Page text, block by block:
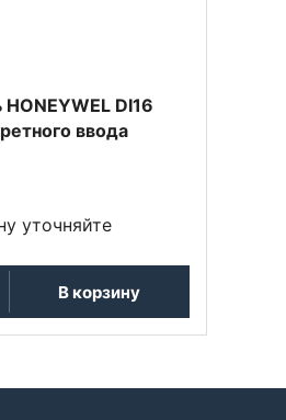
DI16
ввода
уточняйте
В корзину